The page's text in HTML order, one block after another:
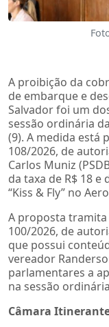
A proibição da
de embarque e
Salvador foi um
sessão ordinária
(9). A medida está
108/2026, de
Carlos Muniz
da taxa de R$ 18 e
“Kiss & Fly” no
A proposta tramita
100/2026, de
que possui
vereador
parlamentares a
na sessão
Câmara